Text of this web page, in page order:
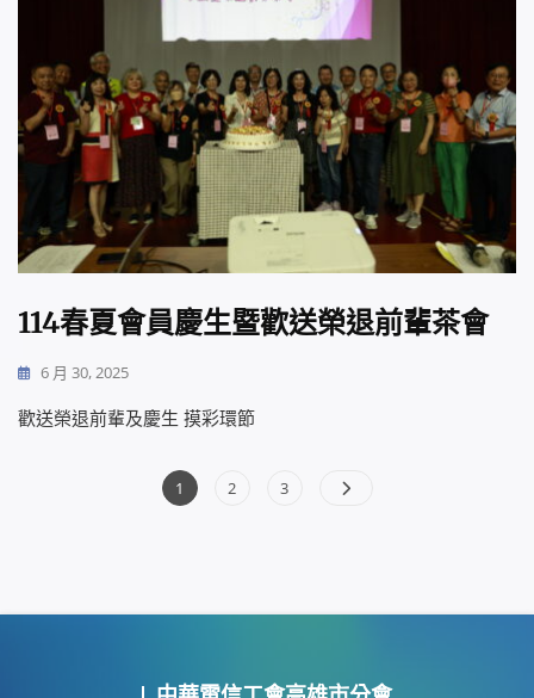
114春夏會員慶生暨歡送榮退前輩茶會
6 月 30, 2025
歡送榮退前輩及慶生 摸彩環節
文
Page
1 Page
2 Page
3